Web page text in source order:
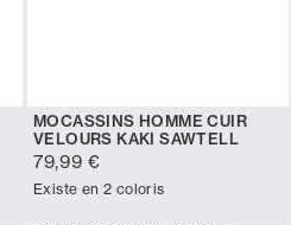
MOCASSINS HOMME CUIR
VELOURS KAKI SAWTELL
79,99 €
Existe en 2 coloris